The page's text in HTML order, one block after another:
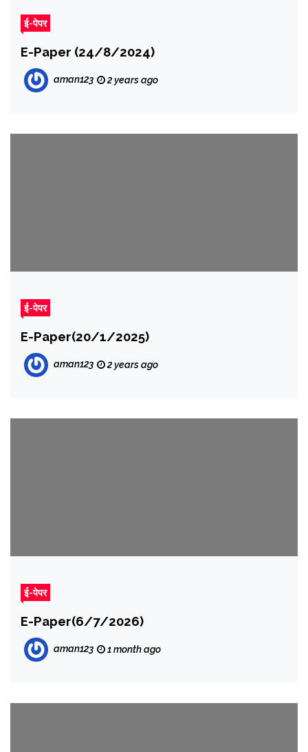
ई-पेपर
E-Paper (24/8/2024)
aman123 2 years ago
ई-पेपर
E-Paper(20/1/2025)
aman123 2 years ago
ई-पेपर
E-Paper(6/7/2026)
aman123 1 month ago